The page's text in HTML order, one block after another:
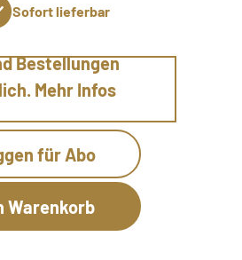
Sofort lieferbar
Bestellungen
Mehr Infos
für Abo